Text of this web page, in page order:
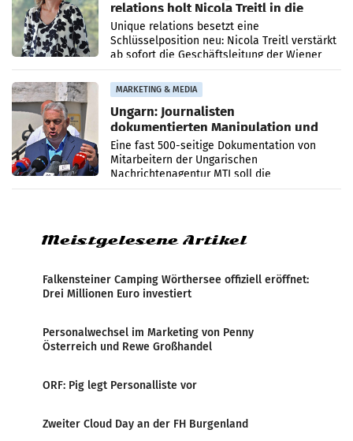
relations holt Nicola Treitl in die
Geschäftsleitung
Unique relations besetzt eine
Schlüsselposition neu: Nicola Treitl verstärkt
ab sofort die Geschäftsleitung der Wiener
PR-Agentur an der Seite von Josef Kalina und
Anna Kalina-Mahr.
MARKETING & MEDIA
Ungarn: Journalisten
dokumentierten Manipulation und
Zensur
Eine fast 500-seitige Dokumentation von
Mitarbeitern der Ungarischen
Nachrichtenagentur MTI soll die
systematische Nachrichten-Manipulation und
Meistgelesene Artikel
Falkensteiner Camping Wörthersee offiziell eröffnet:
Drei Millionen Euro investiert
Personalwechsel im Marketing von Penny
Österreich und Rewe Großhandel
ORF: Pig legt Personalliste vor
Zweiter Cloud Day an der FH Burgenland